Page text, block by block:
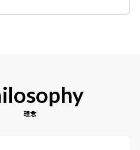
理念